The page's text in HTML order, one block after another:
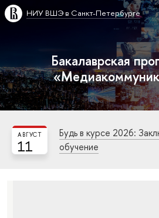
НИУ ВШЭ в Санкт-Петербурге
Бакалаврская
11
АВГУСТ
Будь в курсе 2026:
обучение